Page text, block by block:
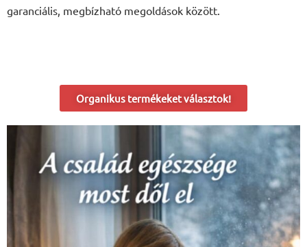
garanciális, megbízható megoldások között.
Organikus termékeket választok!